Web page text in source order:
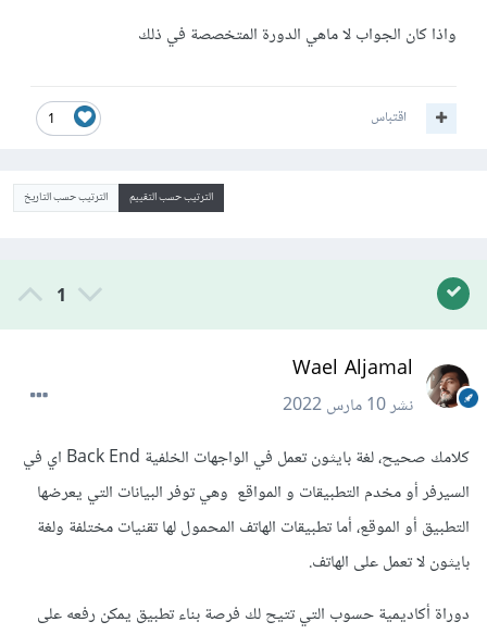
واذا كان الجواب لا ماهي الدورة المتخصصة في ذلك
1 اقتباس
الترتيب حسب التقييم الترتيب حسب التاريخ
1
Wael Aljamal
نشر10 مارس 2022
كلامك صحيح، لغة بايثون تعمل في الواجهات الخلفية Back End اي في
السيرفر أو مخدم التطبيقات و المواقع وهي توفر البيانات التي يعرضها
التطبيق أو الموقع، أما تطبيقات الهاتف المحمول لها تقنيات مختلفة ولغة
بايثون لا تعمل على الهاتف.
دوراة أكاديمية حسوب التي تتيح لك فرصة بناء تطبيق يمكن رفعه على